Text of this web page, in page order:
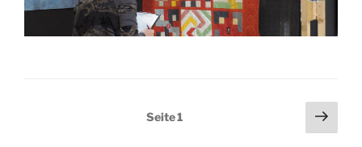
Beitragsnavigation
Seite1